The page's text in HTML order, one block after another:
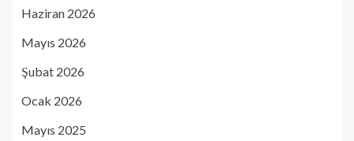
Haziran 2026
Mayıs 2026
Şubat 2026
Ocak 2026
Mayıs 2025